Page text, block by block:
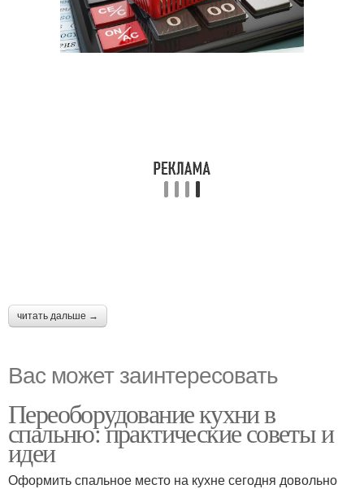
читать дальше →
Вас может заинтересовать
Переоборудование кухни в
спальню: практические советы и
идеи
Оформить спальное место на кухне сегодня довольно